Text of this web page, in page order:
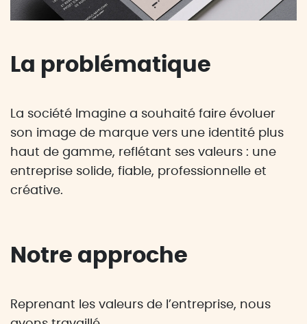
La problématique
La société Imagine a souhaité faire évoluer
son image de marque vers une identité plus
haut de gamme, reflétant ses valeurs : une
entreprise solide, fiable, professionnelle et
créative.
Notre approche
Reprenant les valeurs de l’entreprise, nous